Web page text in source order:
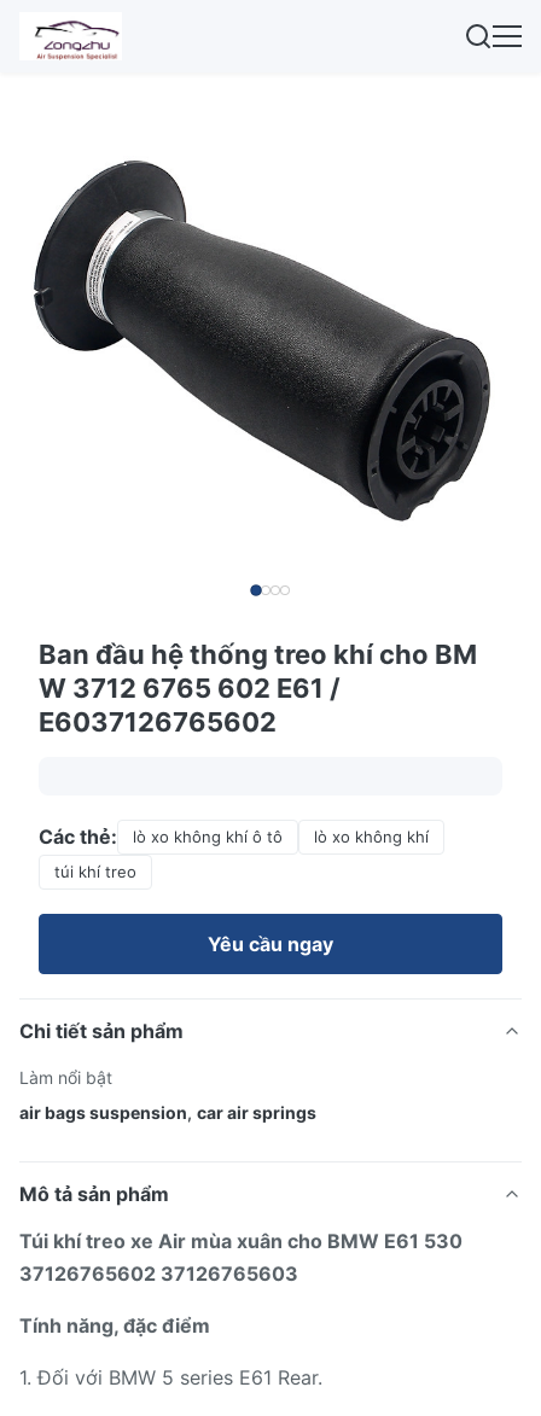
Ban đầu hệ thống treo khí cho BM
W 3712 6765 602 E61 /
E6037126765602
Các thẻ: lò xo không khí ô tô
lò xo không khí
túi khí treo
Yêu cầu ngay
Chi tiết sản phẩm
Làm nổi bật
air bags suspension, car air springs
Mô tả sản phẩm
Túi khí treo xe Air mùa xuân cho BMW E61 530
37126765602 37126765603
Tính năng, đặc điểm
1. Đối với BMW 5 series E61 Rear.